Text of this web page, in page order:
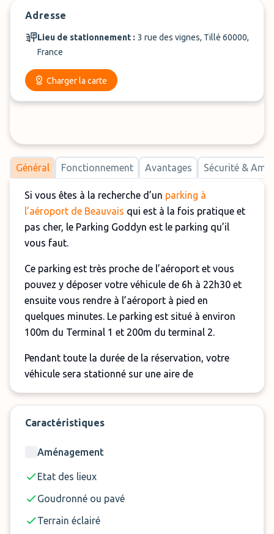
Adresse
Lieu de stationnement : 3 rue des vignes, Tillé 60000,
France
Charger la carte
Général Fonctionnement Avantages Sécurité &
Si vous êtes à la recherche d’un parking à
l’aéroport de Beauvais qui est à la fois pratique et
pas cher, le Parking Goddyn est le parking qu’il
vous faut.
Ce parking est très proche de l’aéroport et vous
pouvez y déposer votre véhicule de 6h à 22h30 et
ensuite vous rendre à l’aéroport à pied en
quelques minutes. Le parking est situé à environ
100m du Terminal 1 et 200m du terminal 2.
Pendant toute la durée de la réservation, votre
véhicule sera stationné sur une aire de
sécurisée.
Le personnel du parking est très serviable et peut
proposer une assistance au démarrage du véhicule
parking, le jour de votre retour du voyage.
Gagnez du temps et de l'argent ! Garez-vous
en toute sécurité à 100m de l'aéroport avec
Caractéristiques
Aménagement
Etat des lieux
Goudronné ou pavé
Terrain éclairé